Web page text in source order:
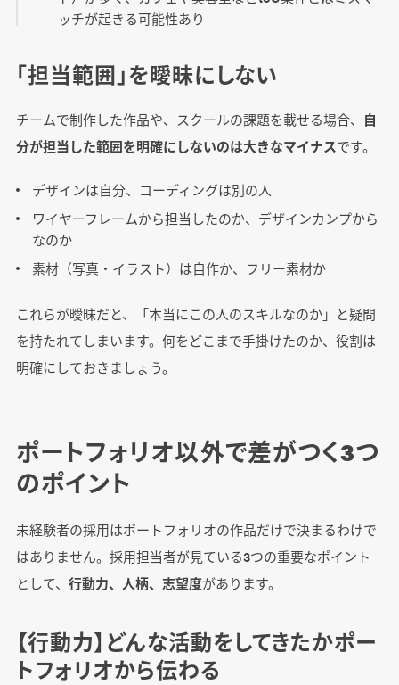
ッチが起きる可能性あり
「担当範囲」を曖昧にしない
チームで制作した作品や、スクールの課題を載せる場合、 自
分が担当した範囲を明確にしないのは大きなマイナスです。
デザインは自分、コーディングは別の人
ワイヤーフレームから担当したのか、デザインカンプから
なのか
素材（写真・イラスト）は自作か、フリー素材か
これらが曖昧だと、「本当にこの人のスキルなのか」と疑問
を持たれてしまいます。何をどこまで手掛けたのか、役割は
明確にしておきましょう。
ポートフォリオ以外で差がつく3つ
のポイント
未経験者の採用はポートフォリオの作品だけで決まるわけで
はありません。採用担当者が見ている3つの重要なポイント
として、 行動力、人柄、志望度があります。
【行動力】どんな活動をしてきたかポー
トフォリオから伝わる